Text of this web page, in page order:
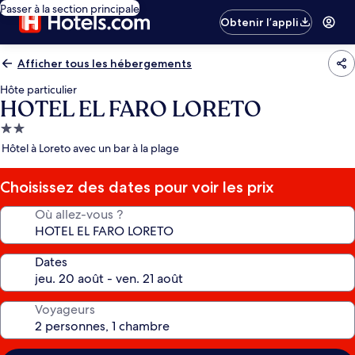
Passer à la section principale
Obtenir l’appli
Afficher tous les hébergements
Hôte particulier
HOTEL EL FARO LORETO
Hébergement
2.0 étoiles
Hôtel à Loreto avec un bar à la plage
Choisissez des dates pour voir les prix
Où allez-vous ?
Dates
Voyageurs